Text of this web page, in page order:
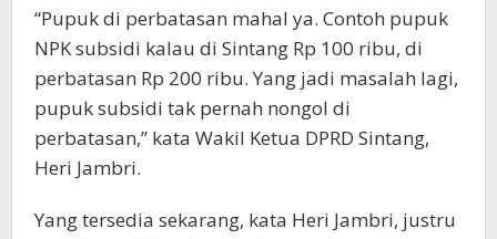
“Pupuk di perbatasan mahal ya. Contoh pupuk
NPK subsidi kalau di Sintang Rp 100 ribu, di
perbatasan Rp 200 ribu. Yang jadi masalah lagi,
pupuk subsidi tak pernah nongol di
perbatasan,” kata Wakil Ketua DPRD Sintang,
Heri Jambri.
Yang tersedia sekarang, kata Heri Jambri, justru